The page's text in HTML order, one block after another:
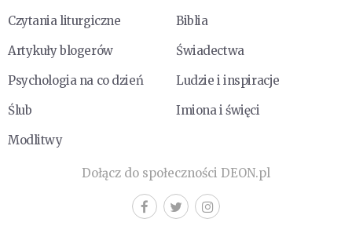
Czytania liturgiczne
Biblia
Artykuły blogerów
Świadectwa
Psychologia na co dzień
Ludzie i inspiracje
Ślub
Imiona i święci
Modlitwy
Dołącz do społeczności DEON.pl